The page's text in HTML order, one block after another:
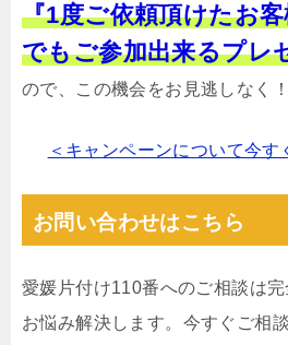
『1度ご依頼頂けたお
でもご参加出来るプレ
ので、この機会をお見逃しなく！
＜キャンペーンについて今す
お問い合わせはこちら
愛媛片付け110番へのご相談は
お悩み解決します。今すぐご相